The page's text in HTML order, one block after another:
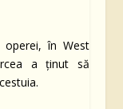
în West
a ținut să